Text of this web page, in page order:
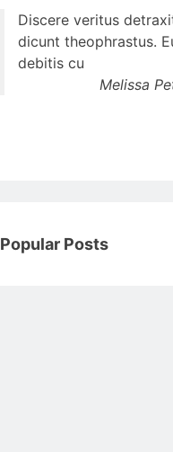
Discere veritus
dicunt theophrastus.
debitis cu
Melissa
Popular Posts